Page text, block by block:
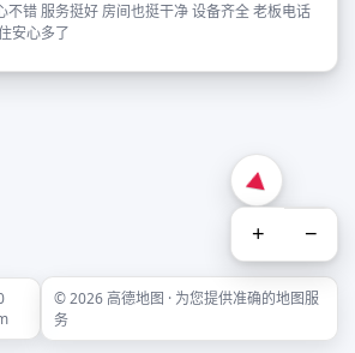
不错 服务挺好 房间也挺干净 设备齐全 老板电话
安心多了
+ −
© 2026 高德地图 · 为您提供准确的地图服
务